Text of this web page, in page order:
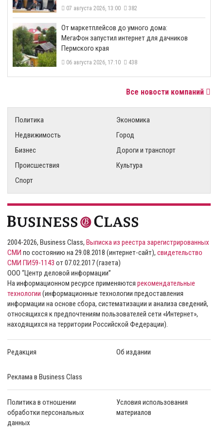
07 августа 2026, 13:00 382
От маркетплейсов до умного дома:
МегаФон запустил интернет для дачников
Пермского края
06 августа 2026, 17:10 438
Все новости компаний
Политика
Экономика
Недвижимость
Город
Бизнес
Дороги и транспорт
Происшествия
Культура
Спорт
2004-2026, Business Class, Выписка из реестра зарегистрированных
СМИ по состоянию на 29.08.2018 (интернет-сайт), свидетельство
СМИ ПИ59-1143 от 07.02.2017 (газета)
ООО “Центр деловой информации”
На информационном ресурсе применяются рекомендательные
технологии (информационные технологии предоставления
информации на основе сбора, систематизации и анализа сведений,
относящихся к предпочтениям пользователей сети «Интернет»,
находящихся на территории Российской Федерации).
Редакция Об издании
Реклама в Business Class
Политика в отношении
обработки персональных
данных
Условия использования
материалов